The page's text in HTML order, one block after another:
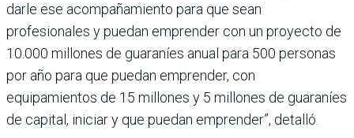
darle ese acompañamiento para que sean
profesionales y puedan emprender con un proyecto de
10.000 millones de guaraníes anual para 500 personas
por año para que puedan emprender, con
equipamientos de 15 millones y 5 millones de guaraníes
de capital, iniciar y que puedan emprender”, detalló.